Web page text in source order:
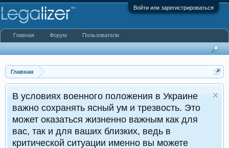
Войти или зарегистрироваться
Главная
В условиях военного положения в Украине
важно сохранять ясный ум и трезвость. Это
может оказаться жизненно важным как для
вас, так и для ваших близких, ведь в
критической ситуации именно вы можете
Главная Форум Пользователи